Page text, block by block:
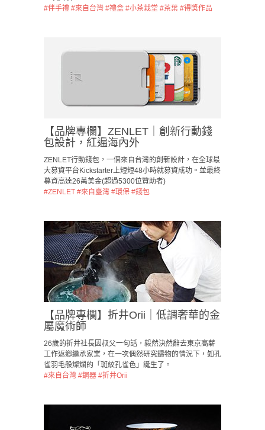
#伴手禮 #來自台灣 #禮盒 #小茶栽堂 #茶葉 #得獎作品
【品牌專欄】ZENLET｜創新行動錢
包設計，紅遍海內外
ZENLET行動錢包，一個來自台灣的創新設計，在全球最
大募資平台Kickstarter上短短48小時就募資成功。並最終
募資高達26萬美金(超過5300位贊助者)
#ZENLET #來自臺灣 #環保 #錢包
【品牌專欄】折井Orii｜低調奢華的金
屬魔術師
26歲的折井社長因叔父一句話，毅然決然辭去東京高薪
工作返鄉繼承家業，在一次偶然研究鑄物的情況下，如孔
雀羽毛般燦爛的「斑紋孔雀色」誕生了。
#來自台灣 #銅器 #折井Orii